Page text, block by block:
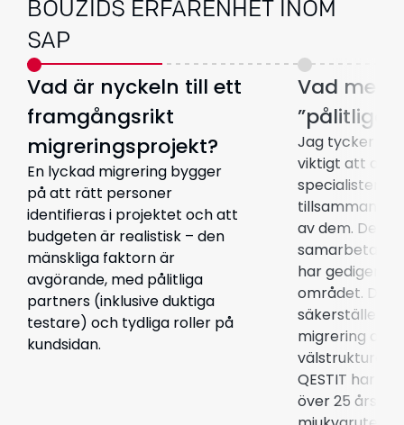
BOUZIDS ERFARENHET INOM
SAP
Vad är nyckeln till ett
framgångsrikt
migreringsprojekt?
En lyckad migrering bygger
på att rätt personer
identifieras i projektet och att
budgeten är realistisk – den
mänskliga faktorn är
avgörande, med pålitliga
partners (inklusive duktiga
testare) och tydliga roller på
kundsidan.
Vad
”pålitliga
Jag tycker
viktigt att
specialister
tillsammans
av dem. Det
samarbeta
har gedigen
området. Det
säkerställer
migrering och
QESTIT har vi
över 25 års